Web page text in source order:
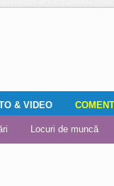
localnicilor
EditorialLocuri de muncă
& VIDEO